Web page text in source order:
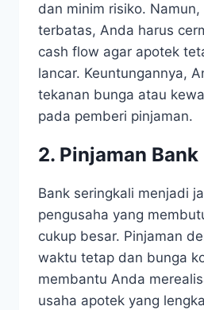
dan minim risiko.
terbatas, Anda harus
cash flow agar apotek
lancar. Keuntungannya,
tekanan bunga atau
pada pemberi pinjaman.
2. Pinjaman Bank
Bank seringkali menjadi
pengusaha yang
cukup besar. Pinjaman
waktu tetap dan bunga
membantu Anda
usaha apotek yang